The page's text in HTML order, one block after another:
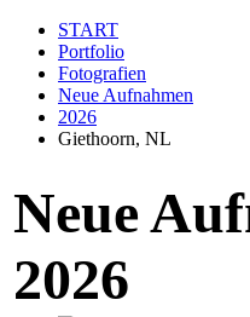
START
Portfolio
Fotografien
Neue Aufnahmen
2026
Giethoorn, NL
Neue
2026